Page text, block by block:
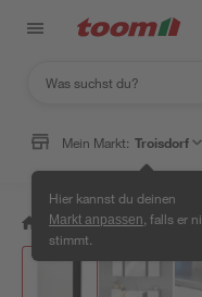
Mein Markt: Troisdorf
Hier kannst du deinen
Markt anpassen , falls er
stimmt.
/ Bad & Sanitär /